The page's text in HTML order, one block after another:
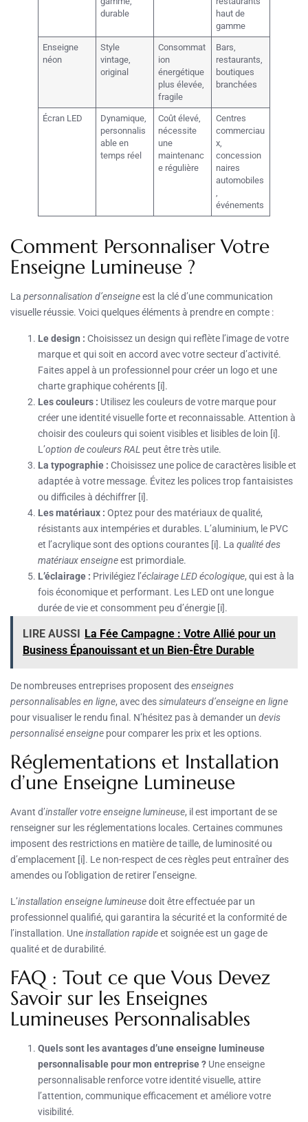
durable
haut de
gamme
Enseigne
néon
Style
vintage,
original
Consommat
ion
énergétique
plus élevée,
fragile
Bars,
restaurants,
boutiques
branchées
Écran LED
Dynamique,
personnalis
able en
temps réel
Coût élevé,
nécessite
une
maintenanc
e régulière
Centres
commerciau
x,
concession
naires
automobiles
événements
Comment Personnaliser Votre
Enseigne Lumineuse ?
La personnalisation d’enseigneest la clé d’une communication
visuelle réussie. Voici quelques éléments à prendre en compte :
Le design : Choisissez un design qui reflète l’image de votre
marque et qui soit en accord avec votre secteur d’activité.
Faites appel à un professionnel pour créer un logo et une
charte graphique cohérents [i].
Les couleurs : Utilisez les couleurs de votre marque pour
créer une identité visuelle forte et reconnaissable. Attention à
choisir des couleurs qui soient visibles et lisibles de loin [i].
L’option de couleurs RAL peut être très utile.
La typographie : Choisissez une police de caractères lisible et
adaptée à votre message. Évitez les polices trop fantaisistes
ou difficiles à déchiffrer [i].
Les matériaux : Optez pour des matériaux de qualité,
résistants aux intempéries et durables. L’aluminium, le PVC
et l’acrylique sont des options courantes [i]. La qualité des
matériaux enseigneest primordiale.
L’éclairage : Privilégiez l’éclairage LED écologique, qui est à la
fois économique et performant. Les LED ont une longue
durée de vie et consomment peu d’énergie [i].
LIRE AUSSI La Fée Campagne : Votre Allié pour un
Business Épanouissant et un Bien-Être Durable
De nombreuses entreprises proposent desenseignes
personnalisables en ligne, avec dessimulateurs d’enseigne en ligne
pour visualiser le rendu final. N’hésitez pas à demander un devis
personnalisé enseigne pour comparer les prix et les options.
Réglementations et Installation
d’une Enseigne Lumineuse
Avant d’installer votre enseigne lumineuse, il est important de se
renseigner sur les réglementations locales. Certaines communes
imposent des restrictions en matière de taille, de luminosité ou
d’emplacement [i]. Le non-respect de ces règles peut entraîner des
amendes ou l’obligation de retirer l’enseigne.
L’installation enseigne lumineusedoit être effectuée par un
professionnel qualifié, qui garantira la sécurité et la conformité de
l’installation. Uneinstallation rapideet soignée est un gage de
qualité et de durabilité.
FAQ : Tout ce que Vous Devez
Savoir sur les Enseignes
Lumineuses Personnalisables
Quels sont les avantages d’une enseigne lumineuse
personnalisable pour mon entreprise ? Une enseigne
personnalisable renforce votre identité visuelle, attire
l’attention, communique efficacement et améliore votre
visibilité.